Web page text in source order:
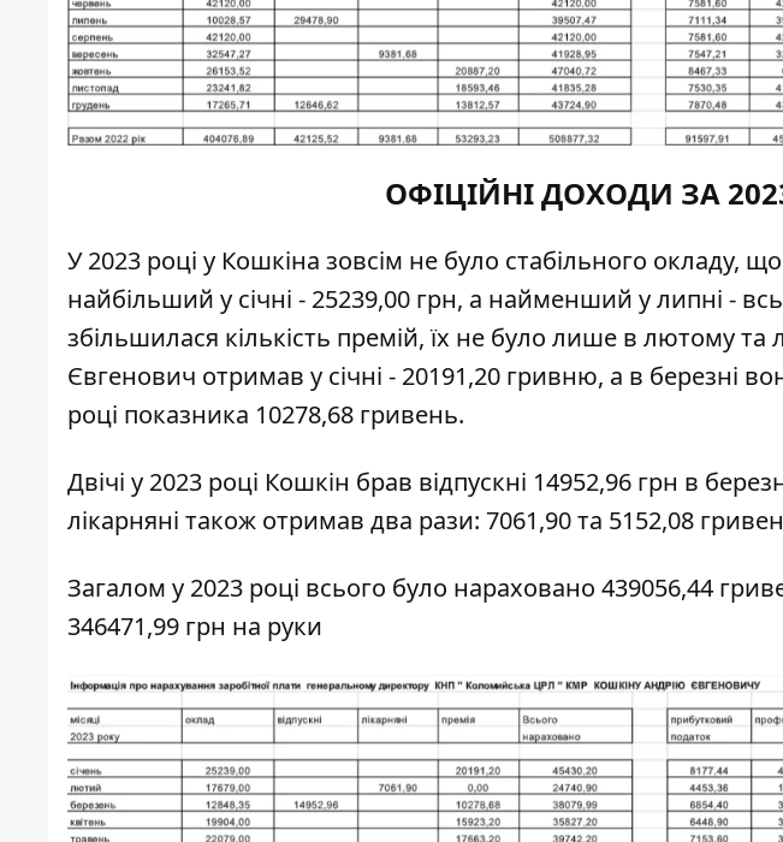
ОФІЦІЙНІ ДОХОДИ ЗА
У 2023 році у Кошкіна зовсім не було стабільного окладу,
найбільший у січні - 25239,00 грн, а найменший у липні -
збільшилася кількість премій, їх не було лише в лютому
Євгенович отримав у січні - 20191,20 гривню, а в березні
році показника 10278,68 гривень.
Двічі у 2023 році Кошкін брав відпускні 14952,96 грн в
лікарняні також отримав два рази: 7061,90 та 5152,08
Загалом у 2023 році всього було нараховано 439056,44
346471,99 грн на руки